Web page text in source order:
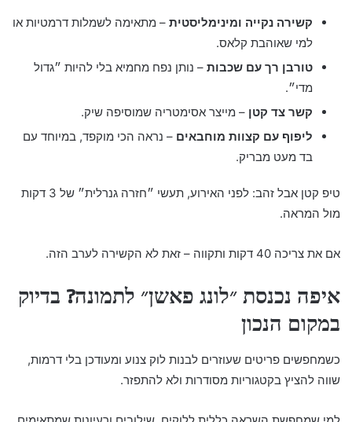
קשירה נקייה ומינימליסטית – מתאימה לשמלות דרמטיות או
למי שאוהבת קלאס.
טורבן רך עם שכבות – נותן נפח מחמיא בלי להיות ״גדול
מדי״.
קשר צד קטן – מייצר אסימטריה שמוסיפה שיק.
ליפוף עם קצוות מוחבאים – נראה הכי מוקפד, במיוחד עם
בד מעט מבריק.
טיפ קטן אבל זהב: לפני האירוע, תעשי ״חזרה גנרלית״ של 3 דקות
מול המראה.
אם את צריכה 40 דקות ותקווה – זאת לא הקשירה לערב הזה.
איפה נכנסת ״לונג פאשן״ לתמונה? בדיוק
במקום הנכון
כשמחפשים פריטים שעוזרים לבנות לוק צנוע ומעודכן בלי דרמות,
שווה להציץ בקטגוריות מסודרות ולא להתפזר.